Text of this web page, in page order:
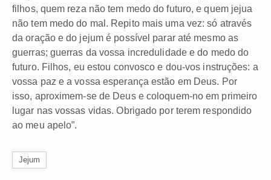
filhos, quem reza não tem medo do futuro, e quem jejua
não tem medo do mal. Repito mais uma vez: só através
da oração e do jejum é possível parar até mesmo as
guerras; guerras da vossa incredulidade e do medo do
futuro. Filhos, eu estou convosco e dou-vos instruções: a
vossa paz e a vossa esperança estão em Deus. Por
isso, aproximem-se de Deus e coloquem-no em primeiro
lugar nas vossas vidas. Obrigado por terem respondido
ao meu apelo”.
Jejum